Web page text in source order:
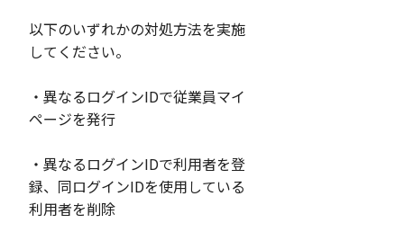
以下のいずれかの対処方法を実施
してください。
・異なるログインIDで従業員マイ
ページを発行
・異なるログインIDで利用者を登
録、同ログインIDを使用している
利用者を削除